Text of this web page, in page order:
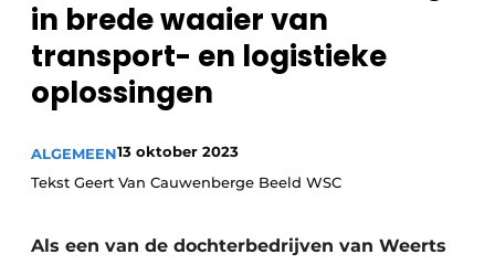
in brede waaier van
transport- en logistieke
oplossingen
ALGEMEEN13 oktober 2023
Tekst Geert Van Cauwenberge Beeld WSC
Als een van de dochterbedrijven van Weerts